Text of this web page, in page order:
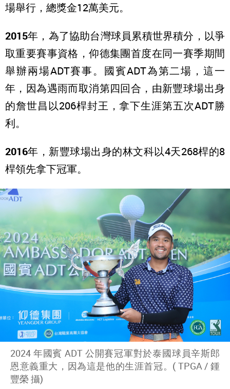
場舉行，總獎金12萬美元。
2015年，為了協助台灣球員累積世界積分，以爭
取重要賽事資格，仰德集團首度在同一賽季期間
舉辦兩場ADT賽事。國賓ADT為第二場，這一
年，因為遇雨而取消第四回合，由新豐球場出身
的詹世昌以206桿封王，拿下生涯第五次ADT勝
利。
2016年，新豐球場出身的林文科以4天268桿的8
桿領先拿下冠軍。
2024 年國賓 ADT 公開賽冠軍對於泰國球員辛斯郎
恩意義重大，因為這是他的生涯首冠。( TPGA / 鍾
豐榮 攝)